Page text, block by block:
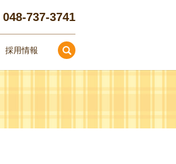
048-737-3741
採用情報